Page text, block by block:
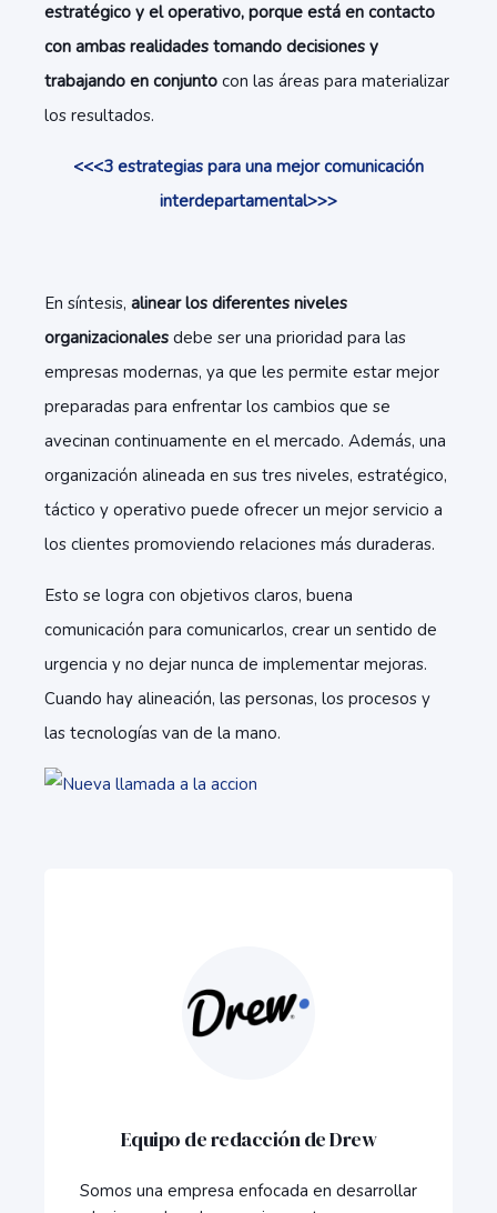
estratégico y el operativo, porque está en contacto
con ambas realidades tomando decisiones y
trabajando en conjunto con las áreas para materializar
los resultados.
<<<3 estrategias para una mejor comunicación
interdepartamental>>>
En síntesis, alinear los diferentes niveles
organizacionales debe ser una prioridad para las
empresas modernas, ya que les permite estar mejor
preparadas para enfrentar los cambios que se
avecinan continuamente en el mercado. Además, una
organización alineada en sus tres niveles, estratégico,
táctico y operativo puede ofrecer un mejor servicio a
los clientes promoviendo relaciones más duraderas.
Esto se logra con objetivos claros, buena
comunicación para comunicarlos, crear un sentido de
urgencia y no dejar nunca de implementar mejoras.
Cuando hay alineación, las personas, los procesos y
las tecnologías van de la mano.
Equipo de redacción de Drew
Somos una empresa enfocada en desarrollar